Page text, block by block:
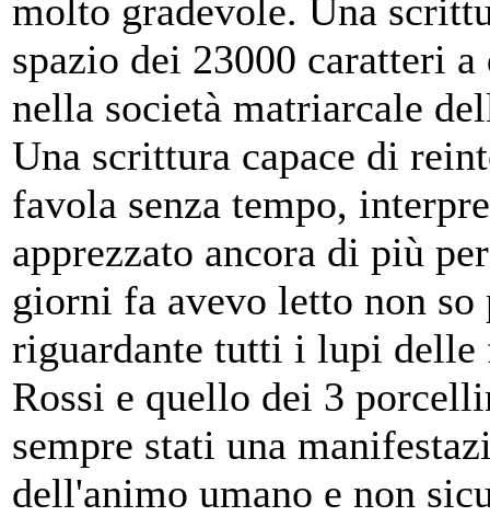
molto gradevole. Una
spazio dei 23000 caratteri
nella società matriarcale
Una scrittura capace di
favola senza tempo,
apprezzato ancora di più
giorni fa avevo letto non
riguardante tutti i lupi delle
Rossi e quello dei 3
sempre stati una
dell'animo umano e non